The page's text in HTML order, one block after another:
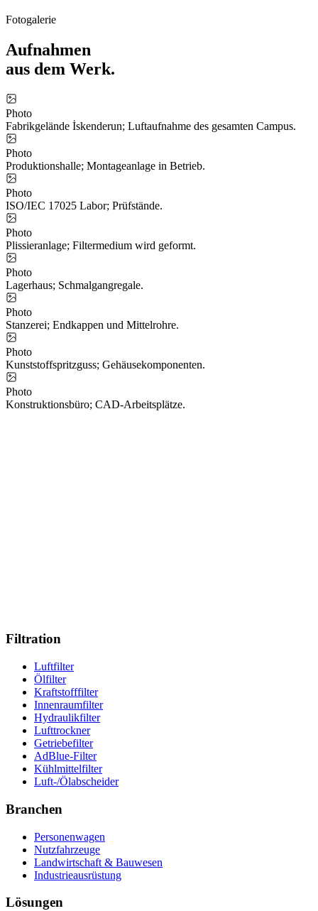
Fotogalerie
Aufnahmen
aus dem Werk.
Photo
Fabrikgelände İskenderun; Luftaufnahme des gesamten Campus.
Photo
Produktionshalle; Montageanlage in Betrieb.
Photo
ISO/IEC 17025 Labor; Prüfstände.
Photo
Plissieranlage; Filtermedium wird geformt.
Photo
Lagerhaus; Schmalgangregale.
Photo
Stanzerei; Endkappen und Mittelrohre.
Photo
Kunststoffspritzguss; Gehäusekomponenten.
Photo
Konstruktionsbüro; CAD-Arbeitsplätze.
Filtration
Luftfilter
Ölfilter
Kraftstofffilter
Innenraumfilter
Hydraulikfilter
Lufttrockner
Getriebefilter
AdBlue-Filter
Kühlmittelfilter
Luft-/Ölabscheider
Branchen
Personenwagen
Nutzfahrzeuge
Landwirtschaft & Bauwesen
Industrieausrüstung
Lösungen